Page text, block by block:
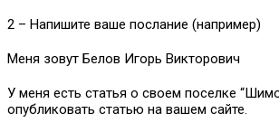
2 – Напишите ваше послание (например)
Меня зовут Белов Игорь Викторович
У меня есть статья о своем поселке
опубликовать статью на вашем сайте.